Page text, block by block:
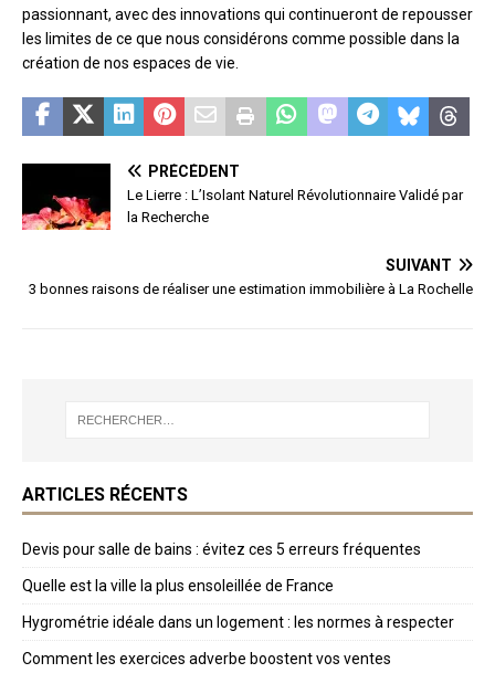
passionnant, avec des innovations qui continueront de repousser
les limites de ce que nous considérons comme possible dans la
création de nos espaces de vie.
PRÉCÉDENT
Le Lierre : L’Isolant Naturel Révolutionnaire Validé par
la Recherche
SUIVANT
3 bonnes raisons de réaliser une estimation immobilière à La Rochelle
ARTICLES RÉCENTS
Devis pour salle de bains : évitez ces 5 erreurs fréquentes
Quelle est la ville la plus ensoleillée de France
Hygrométrie idéale dans un logement : les normes à respecter
Comment les exercices adverbe boostent vos ventes